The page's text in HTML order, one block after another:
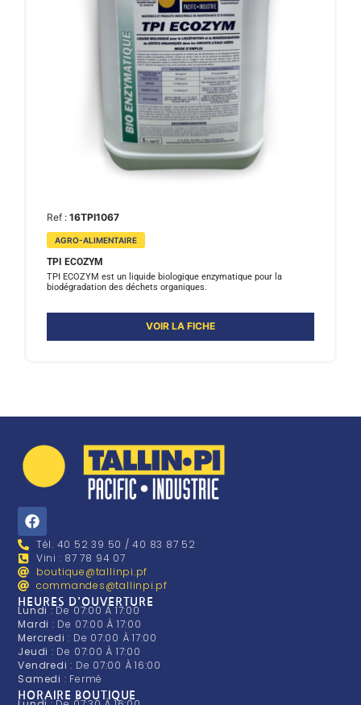
Ref : 16TPI1067
AGRO-ALIMENTAIRE
TPI ECOZYM
TPI ECOZYM est un liquide biologique enzymatique pour la
biodégradation des déchets organiques.
VOIR LA FICHE
Tél. 40 52 39 50 / 40 83 87 52
Vini : 87 78 94 07
boutique@tallinpi.pf
commandes@tallinpi.pf
HEURES D'OUVERTURE
Lundi: De 07:00 À 17:00
Mardi : De 07:00 À 17:00
Mercredi: De 07:00 À 17:00
Jeudi : De 07:00 À 17:00
Vendredi: De 07:00 À 16:00
Samedi : Fermé
HORAIRE BOUTIQUE